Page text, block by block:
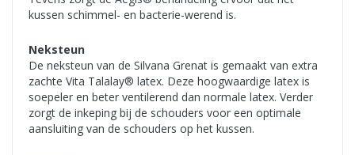
kussen schimmel- en bacterie-werend is.
Neksteun
De neksteun van de Silvana Grenat is gemaakt van extra
zachte Vita Talalay® latex. Deze hoogwaardige latex is
soepeler en beter ventilerend dan normale latex. Verder
zorgt de inkeping bij de schouders voor een optimale
aansluiting van de schouders op het kussen.